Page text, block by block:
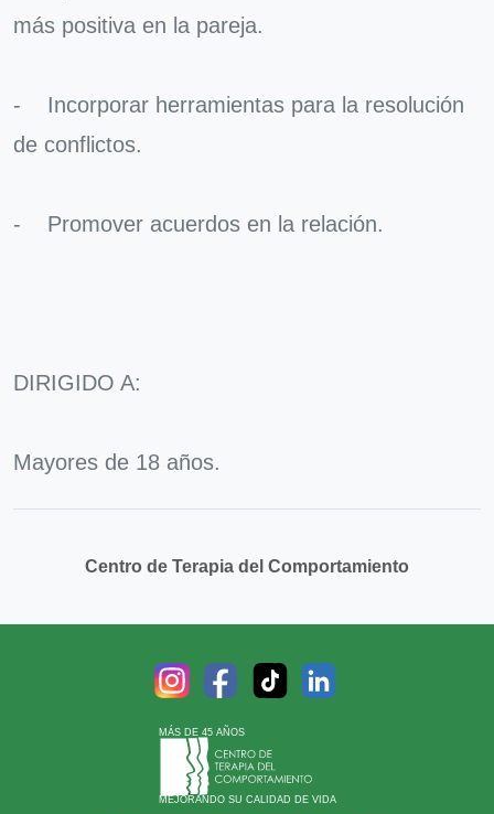
más positiva en la pareja.
- Incorporar herramientas para la resolución
de conflictos.
- Promover acuerdos en la relación.
DIRIGIDO A:
Mayores de 18 años.
Centro de Terapia del Comportamiento
MÁS DE 45 AÑOS
MEJORANDO SU CALIDAD DE VIDA